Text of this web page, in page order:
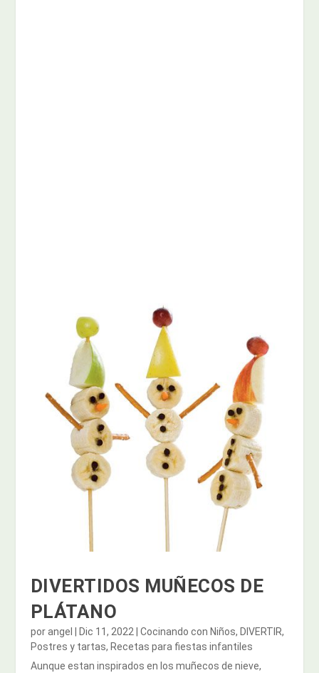
DIVERTIDOS MUÑECOS DE
PLÁTANO
porangel Dic 11, 2022| Cocinando con Niños, DIVERTIR,
Postres y tartas, Recetas para fiestas infantiles
Aunque estan inspirados en los muñecos de nieve,